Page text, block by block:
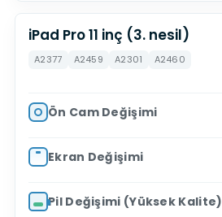
iPad Pro 11 inç (3. nesil)
A2377 A2459 A2301 A2460
Ön Cam Değişimi
Ekran Değişimi
Pil Değişimi (Yüksek Kalite)